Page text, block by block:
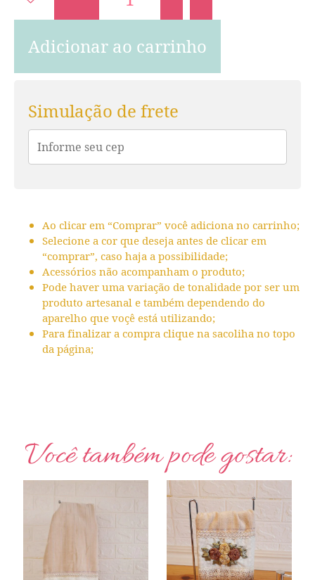
Adicionar ao carrinho
Simulação de frete
Ao clicar em “Comprar” você adiciona no carrinho;
Selecione a cor que deseja antes de clicar em
“comprar”, caso haja a possibilidade;
Acessórios não acompanham o produto;
Pode haver uma variação de tonalidade por ser um
produto artesanal e também dependendo do
aparelho que voçê está utilizando;
Para finalizar a compra clique na sacoliha no topo
da página;
Você também pode gostar: